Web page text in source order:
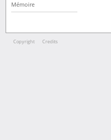
Mémoire
Copyright Credits